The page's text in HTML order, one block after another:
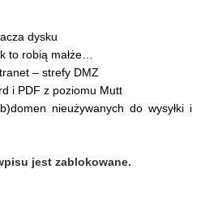
dysku
to robią małże…
– strefy DMZ
i PDF z poziomu Mutt
nieużywanych do wysyłki i
jest zablokowane.